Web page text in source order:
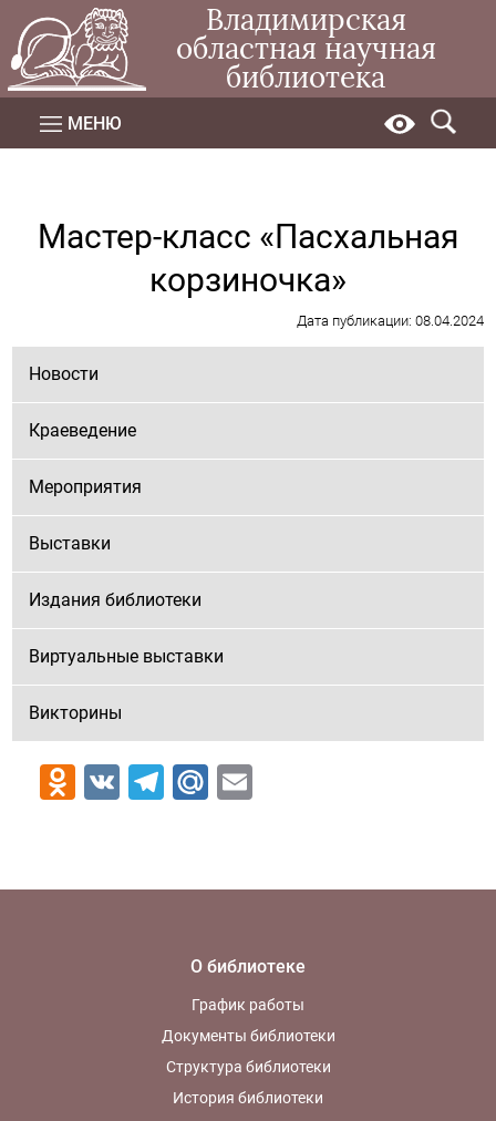
Владимирская
областная научная
библиотека
МЕНЮ
Мастер-класс «Пасхальная
корзиночка»
Дата публикации: 08.04.2024
Новости
Краеведение
Мероприятия
Выставки
Издания библиотеки
Виртуальные выставки
Викторины
Odnoklassniki
VK Telegram
Mail.Ru
О библиотеке
График работы
Документы библиотеки
Структура библиотеки
История библиотеки